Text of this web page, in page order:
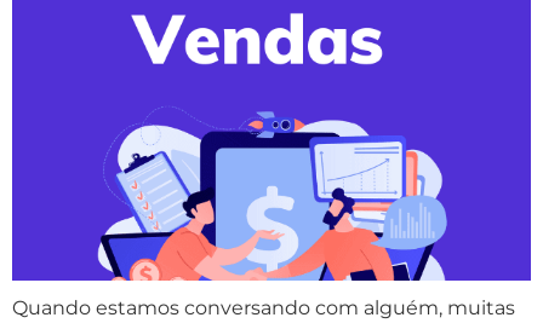
Quando estamos conversando com alguém, muitas